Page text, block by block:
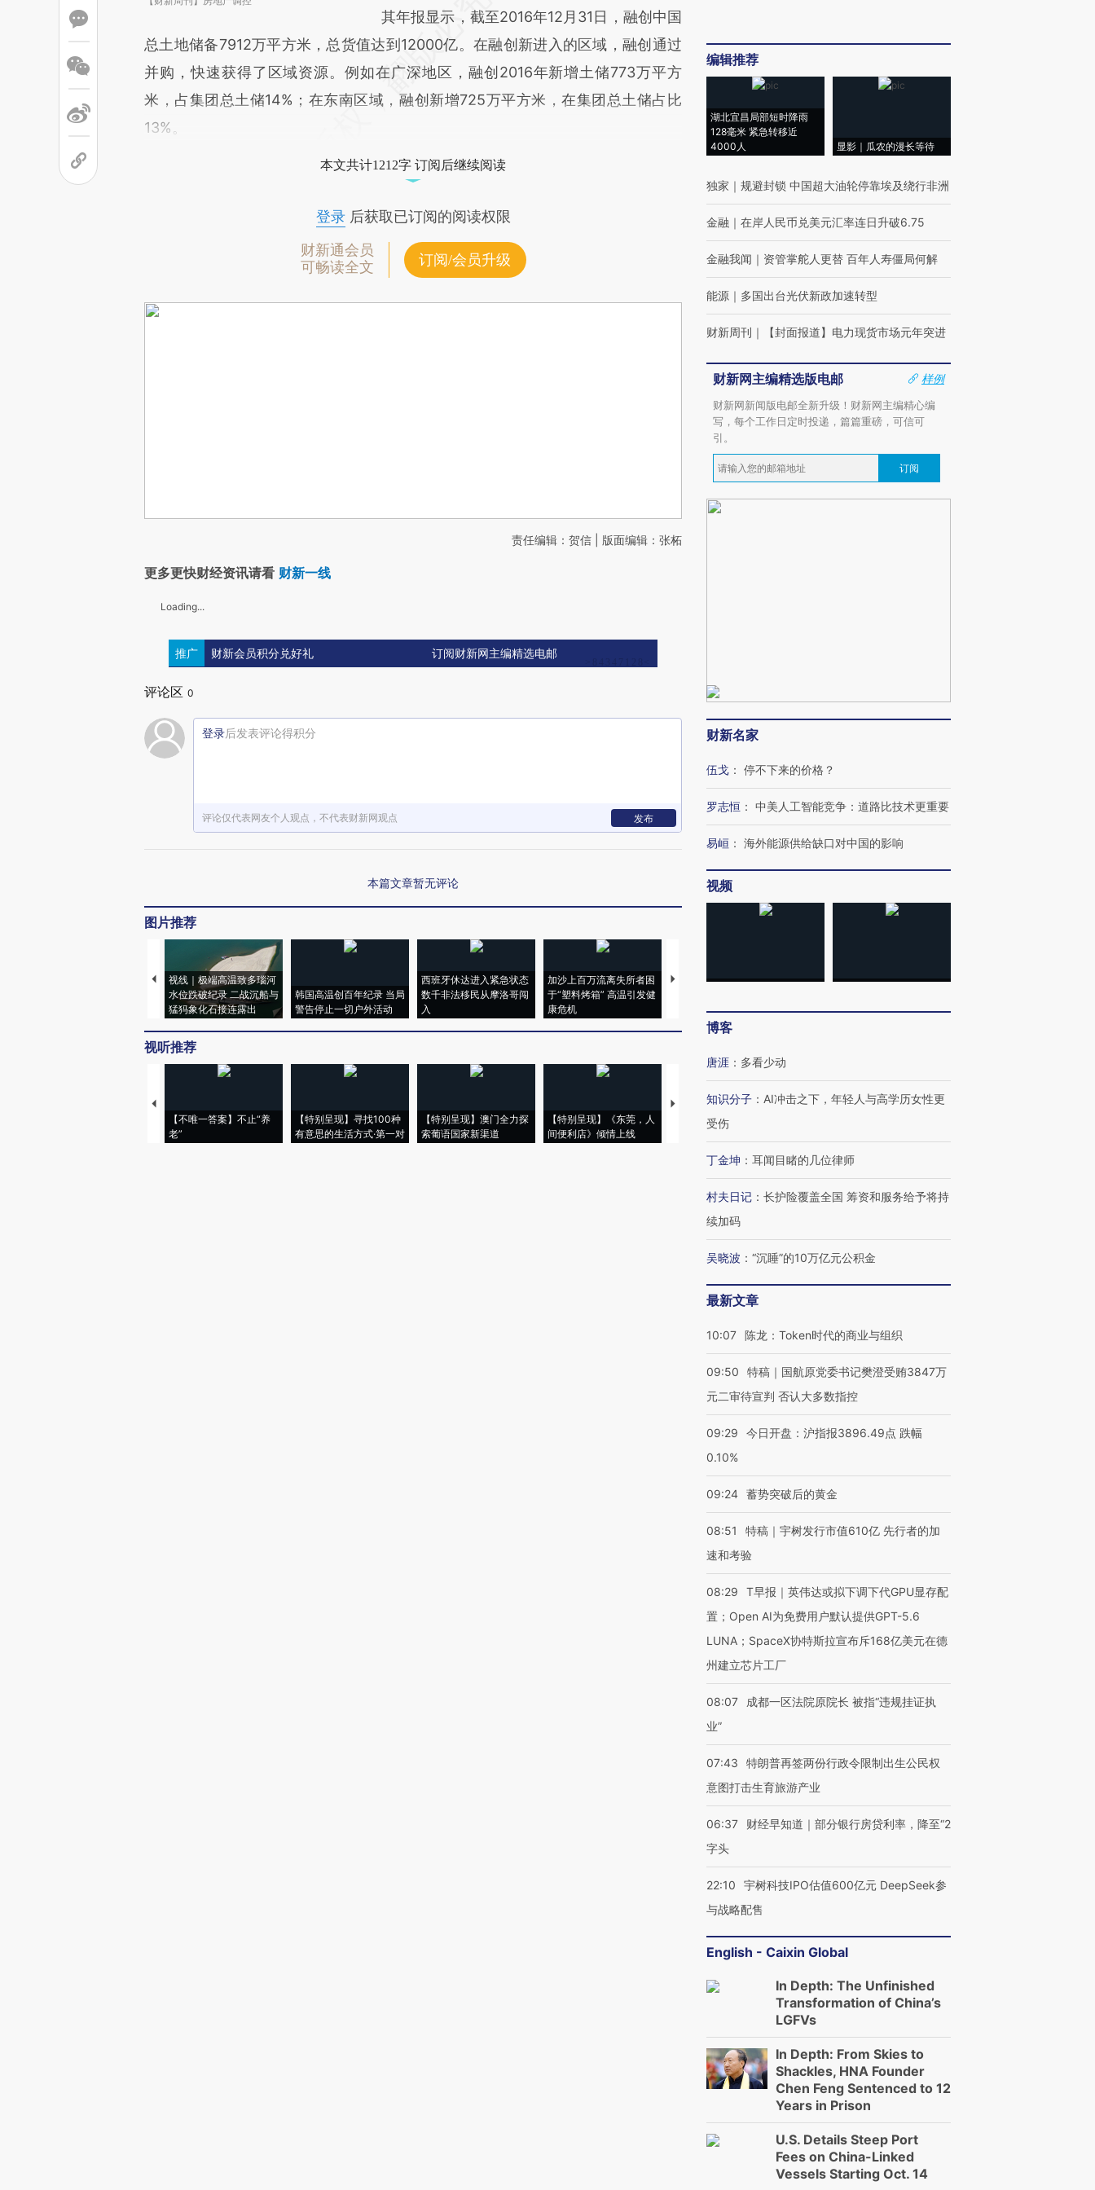
其年报显示，截至2016年12月31日，融创中国
总土地储备7912万平方米，总货值达到12000亿。在融创新进入的区域，融创通过
并购，快速获得了区域资源。例如在广深地区，融创2016年新增土储773万平方
米，占集团总土储14%；在东南区域，融创新增725万平方米，在集团总土储占比
13%。
本文共计1212字 订阅后继续阅读
登录后获取已订阅的阅读权限
财新通会员
可畅读全文
订阅/会员升级
责任编辑：贺信 | 版面编辑：张柘
更多更快财经资讯请看 财新一线
Loading...
推广 财新会员积分兑好礼 订阅财新网主编精选电邮
评论区 0
登录后发表评论得积分
评论仅代表网友个人观点，不代表财新网观点 发布
本篇文章暂无评论
图片推荐
视线｜极端高温致多瑙河
水位跌破纪录 二战沉船与
猛犸象化石接连露出
韩国高温创百年纪录 当局
警告停止一切户外活动
西班牙休达进入紧急状态
数千非法移民从摩洛哥闯
入
加沙上百万流离失所者困
于“塑料烤箱” 高温引发健
康危机
视线｜HYROX的吸金
心“花钱找虐”？
马航飞行员跨国走私7万
毒品
视线｜被称为“蟑螂”的印
育部长拱下台
视听推荐
【不唯一答案】不止“养
老”
【特别呈现】寻找100种
有意思的生活方式·第一对
【特别呈现】澳门全力探
索葡语国家新渠道
【特别呈现】《东莞，人
间便利店》倾情上线
【推广】走进第四届链博
会，让数智科技“链”接产
【商旅对话】华住集团
编辑推荐
湖北宜昌局部短时降雨
128毫米 紧急转移近
4000人
显影｜瓜农的漫长等待
独家 ｜ 规避封锁 中国超大油轮停靠埃及绕行非洲
金融 ｜ 在岸人民币兑美元汇率连日升破6.75
金融我闻 ｜ 资管掌舵人更替 百年人寿僵局何解
能源 ｜ 多国出台光伏新政加速转型
财新周刊 ｜ 【封面报道】电力现货市场元年突进
财新网主编精选版电邮
样例
财新网新闻版电邮全新升级！财新网主编精心编
写，每个工作日定时投递，篇篇重磅，可信可
引。
订阅
财新名家
伍戈 ： 停不下来的价格？
罗志恒 ： 中美人工智能竞争：道路比技术更重要
易峘 ： 海外能源供给缺口对中国的影响
视频
博客
唐涯 ： 多看少动
知识分子 ： AI冲击之下，年轻人与高学历女性更
受伤
丁金坤 ： 耳闻目睹的几位律师
村夫日记 ： 长护险覆盖全国 筹资和服务给予将持
续加码
吴晓波 ： “沉睡”的10万亿元公积金
最新文章
10:07 陈龙：Token时代的商业与组织
09:50
特稿｜国航原党委书记樊澄受贿3847万
元二审待宣判 否认大多数指控
09:29
今日开盘：沪指报3896.49点 跌幅
0.10%
09:24 蓄势突破后的黄金
08:51
特稿｜宇树发行市值610亿 先行者的加
速和考验
08:29
T早报｜英伟达或拟下调下代GPU显存配
置；Open AI为免费用户默认提供GPT-5.6
LUNA；SpaceX协特斯拉宣布斥168亿美元在德
州建立芯片工厂
08:07
成都一区法院原院长 被指“违规挂证执
业”
07:43
特朗普再签两份行政令限制出生公民权
意图打击生育旅游产业
06:37
财经早知道｜部分银行房贷利率，降至“2
字头
22:10
宇树科技IPO估值600亿元 DeepSeek参
与战略配售
English - Caixin Global
In Depth: The Unfinished
Transformation of China’s
LGFVs
In Depth: From Skies to
Shackles, HNA Founder
Chen Feng Sentenced to 12
Years in Prison
U.S. Details Steep Port
Fees on China-Linked
Vessels Starting Oct. 14